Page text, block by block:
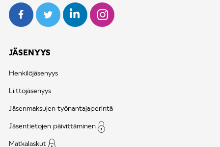
JÄSENYYS
Henkilöjäsenyys
Liittojäsenyys
Jäsenmaksujen työnantajaperintä
Jäsentietojen päivittäminen
Matkalaskut